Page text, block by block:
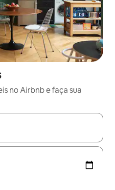
no Airbnb e faça sua
disponíveis, explore-os